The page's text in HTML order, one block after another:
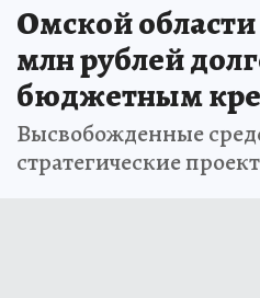
Омской области
млн рублей
бюджетным
Высвобожденные
стратегические